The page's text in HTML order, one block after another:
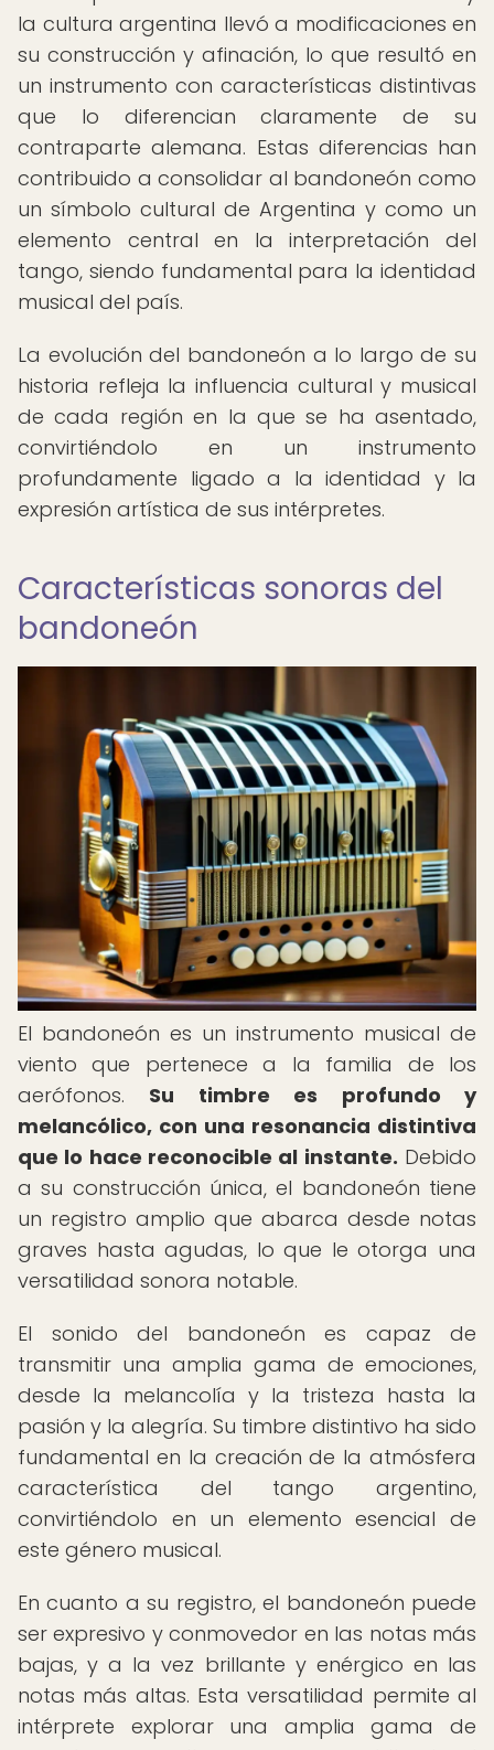
la cultura argentina llevó a modificaciones en
su construcción y afinación, lo que resultó en
un instrumento con características distintivas
que lo diferencian claramente de su
contraparte alemana. Estas diferencias han
contribuido a consolidar al bandoneón como
un símbolo cultural de Argentina y como un
elemento central en la interpretación del
tango, siendo fundamental para la identidad
musical del país.
La evolución del bandoneón a lo largo de su
historia refleja la influencia cultural y musical
de cada región en la que se ha asentado,
convirtiéndolo en un instrumento
profundamente ligado a la identidad y la
expresión artística de sus intérpretes.
Características sonoras del
bandoneón
El bandoneón es un instrumento musical de
viento que pertenece a la familia de los
aerófonos. Su timbre es profundo y
melancólico, con una resonancia distintiva
que lo hace reconocible al instante. Debido
a su construcción única, el bandoneón tiene
un registro amplio que abarca desde notas
graves hasta agudas, lo que le otorga una
versatilidad sonora notable.
El sonido del bandoneón es capaz de
transmitir una amplia gama de emociones,
desde la melancolía y la tristeza hasta la
pasión y la alegría. Su timbre distintivo ha sido
fundamental en la creación de la atmósfera
característica del tango argentino,
convirtiéndolo en un elemento esencial de
este género musical.
En cuanto a su registro, el bandoneón puede
ser expresivo y conmovedor en las notas más
bajas, y a la vez brillante y enérgico en las
notas más altas. Esta versatilidad permite al
intérprete explorar una amplia gama de